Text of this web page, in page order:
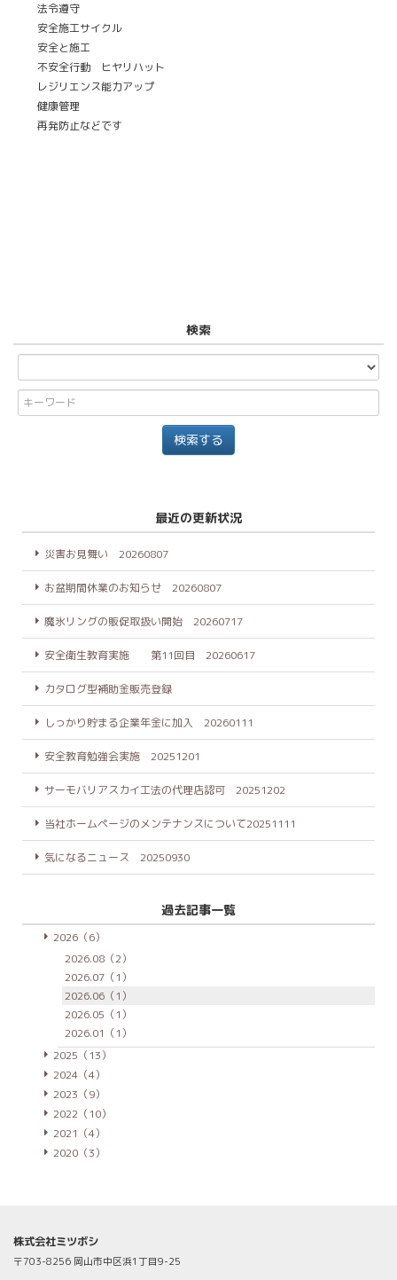
法令遵守
安全施工サイクル
安全と施工
不安全行動 ヒヤリハット
レジリエンス能力アップ
健康管理
再発防止などです
検索
最近の更新状況
災害お見舞い 20260807
お盆期間休業のお知らせ 20260807
魔氷リングの販促取扱い開始 20260717
安全衛生教育実施 第11回目 20260617
カタログ型補助金販売登録
しっかり貯まる企業年金に加入 20260111
安全教育勉強会実施 20251201
サーモバリアスカイ工法の代理店認可 20251202
当社ホームページのメンテナンスについて20251111
気になるニュース 20250930
過去記事一覧
2026（6）
2026.08（2）
2026.07（1）
2026.06（1）
2026.05（1）
2026.01（1）
2025（13）
2024（4）
2023（9）
2022（10）
2021（4）
2020（3）
株式会社ミツボシ
〒703-8256 岡山市中区浜1丁目9-25